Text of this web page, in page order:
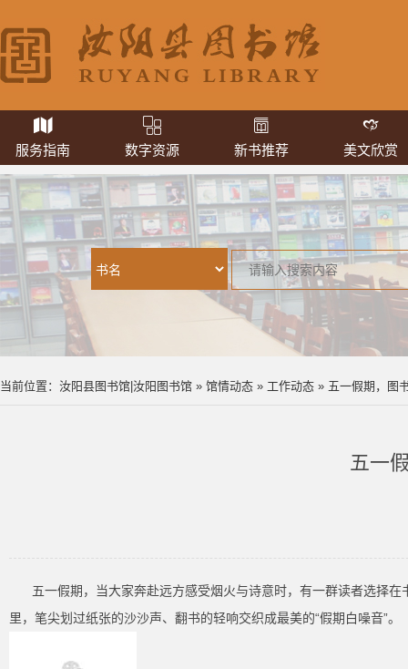
服务指南 数字资源 新书推荐 美文欣赏
当前位置： 汝阳县图书馆|汝阳图书馆 » 馆情动态 » 工作动态 » 五一假期，图
五一
五一假期，当大家奔赴远方感受烟火与诗意时，有一群读者选择
里，笔尖划过纸张的沙沙声、翻书的轻响交织成最美的“假期白噪音”。